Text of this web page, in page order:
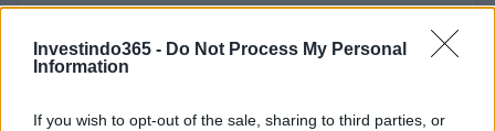
Investindo365 - Do Not Process My Personal
Information
If you wish to opt-out of the sale, sharing to third parties, or